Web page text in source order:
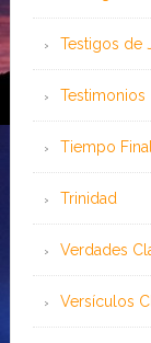
Testigos de
Testimonios
Tiempo Final
Trinidad
Verdades
Versículos